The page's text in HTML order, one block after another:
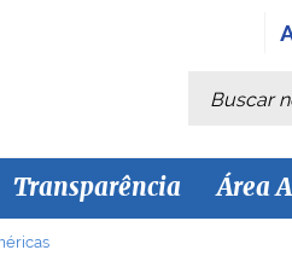
Busca
Busca
Transparência Área